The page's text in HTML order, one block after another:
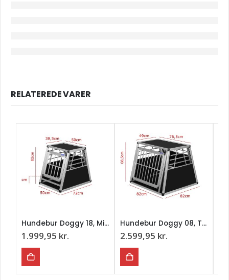
RELATEREDE VARER
Hundebur Doggy 18, Mindre Transportbur, Enkelt
1.999,95 kr.
Hundebur Doggy 08, Transportbur, Enkelt
2.599,95 kr.